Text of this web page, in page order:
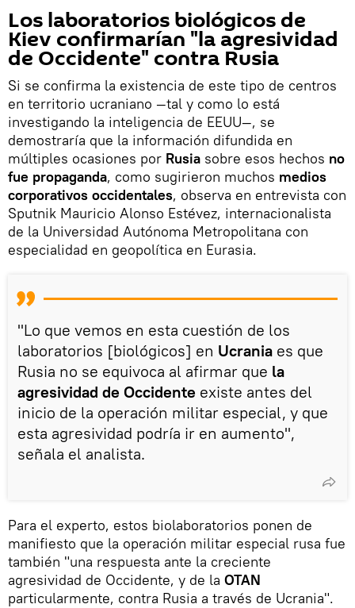
Los laboratorios biológicos de
Kiev confirmarían "la agresividad
de Occidente" contra Rusia
Si se confirma la existencia de este tipo de centros
en territorio ucraniano —tal y como lo está
investigando la inteligencia de EEUU—, se
demostraría que la información difundida en
múltiples ocasiones por Rusia sobre esos hechos no
fue propaganda, como sugirieron muchos medios
corporativos occidentales, observa en entrevista con
Sputnik Mauricio Alonso Estévez, internacionalista
de la Universidad Autónoma Metropolitana con
especialidad en geopolítica en Eurasia.
"Lo que vemos en esta cuestión de los
laboratorios [biológicos] en Ucrania es que
Rusia no se equivoca al afirmar que la
agresividad de Occidente existe antes del
inicio de la operación militar especial, y que
esta agresividad podría ir en aumento",
señala el analista.
Para el experto, estos biolaboratorios ponen de
manifiesto que la operación militar especial rusa fue
también "una respuesta ante la creciente
agresividad de Occidente, y de la OTAN
particularmente, contra Rusia a través de Ucrania".